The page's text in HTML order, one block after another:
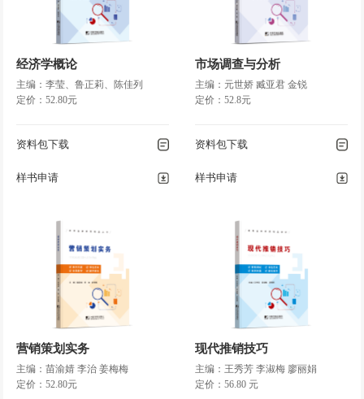
财政管理体制
分税制财政管理体制
第五节 政府间转移支付
第六节 政府预算管理制度改革
财政平衡理论
财政政策与货币政策的协调配合
经济学概论
主编：李莹、鲁正莉、陈佳列
定价：52.80元
资料包下载
样书申请
市场调查与分析
主编：元世娇 臧亚君 金锐
定价：52.8元
资料包下载
样书申请
营销策划实务
主编：苗渝婧 李治 姜梅梅
定价：52.80元
现代推销技巧
主编：王秀芳 李淑梅 廖丽娟
定价：56.80 元